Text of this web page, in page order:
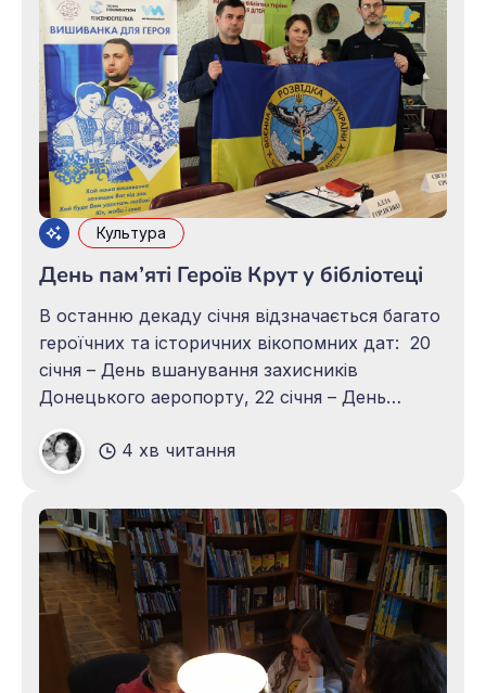
Культура
День пам’яті Героїв Крут у бібліотеці
В останню декаду січня відзначається багато
героїчних та історичних вікопомних дат: 20
січня – День вшанування захисників
Донецького аеропорту, 22 січня – День
зовнішньої розвідки України, 27 січня –
Міжнародний день пам’яті жертв Голокосту,
29 січня – День пам’яті Героїв Крут. Кожна із
цих дат вшановує героїв,
4 хв читання